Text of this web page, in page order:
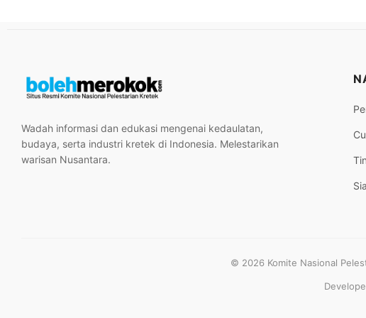
Wadah informasi dan edukasi mengenai kedaulatan,
budaya, serta industri kretek di Indonesia. Melestarikan
warisan Nusantara.
© 2026 Komite Nasional